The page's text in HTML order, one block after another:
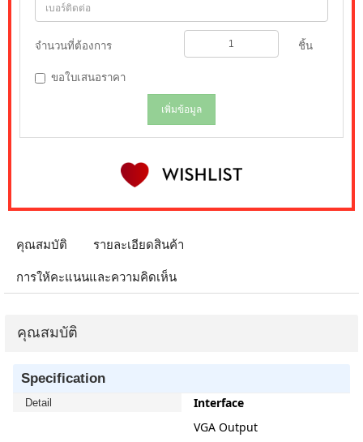
จำนวนที่ต้องการ ชิ้น
ขอใบเสนอราคา
เพิ่มข้อมูล
คุณสมบัติ รายละเอียดสินค้า
การให้คะแนนและความคิดเห็น
คุณสมบัติ
Specification
Detail
Interface
VGA Output